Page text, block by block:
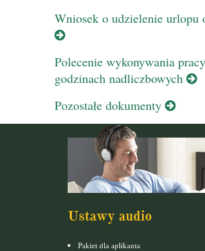
Wniosek o udzielenie urlopu
Polecenie wykonywania
godzinach nadliczbowych
Pozostałe dokumenty
Ustawy audio
Pakiet dla aplikanta